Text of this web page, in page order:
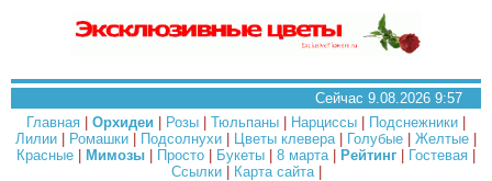
Сейчас 9.08.2026 9:57
Главная
Орхидеи Розы Тюльпаны Нарциссы Подснежники
Лилии
Ромашки Подсолнухи Цветы клевера| Голубые Желтые
Красные
Мимозы Просто Букеты 8 марта| Рейтинг Гостевая
Ссылки| Карта сайта|